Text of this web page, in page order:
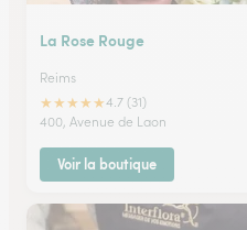
La Rose Rouge
Reims
★★★★★4.7 (31)
400, Avenue de Laon
Voir la boutique